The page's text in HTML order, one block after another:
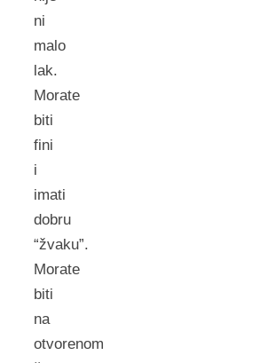
ni
malo
lak.
Morate
biti
fini
i
imati
dobru
“žvaku”.
Morate
biti
na
otvorenom